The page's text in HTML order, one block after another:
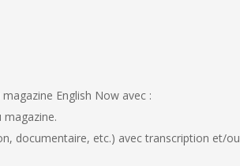
English Now avec :
magazine.
documentaire, etc.) avec transcription et/ou